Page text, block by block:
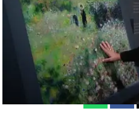
Antena 3 Noticias
Publicado:02 de julio de 2018,